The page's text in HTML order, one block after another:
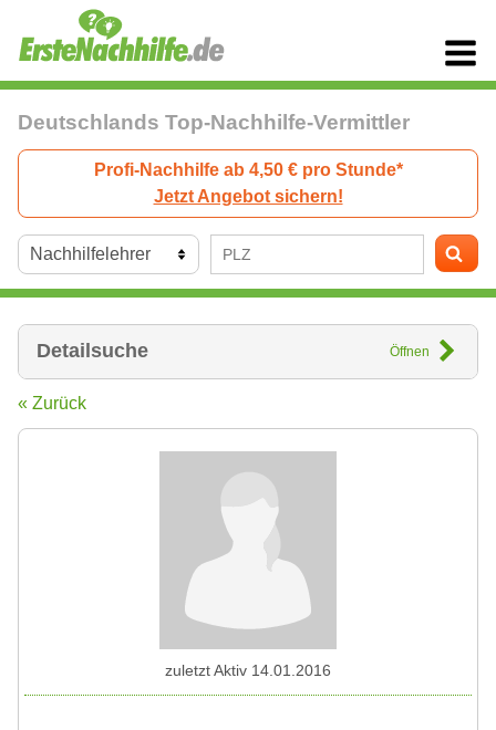
Deutschlands Top-Nachhilfe-Vermittler
Profi-Nachhilfe ab 4,50 € pro Stunde*
Jetzt Angebot sichern!
Detailsuche Öffnen
« Zurück
zuletzt Aktiv 14.01.2016